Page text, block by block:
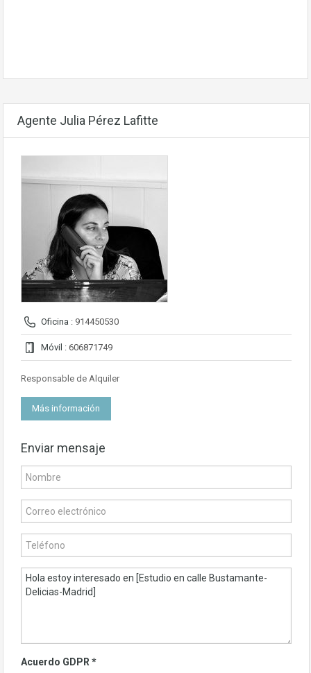
Agente Julia Pérez Lafitte
Oficina : 914450530
Móvil : 606871749
Responsable de Alquiler
Más información
Enviar mensaje
Acuerdo GDPR *